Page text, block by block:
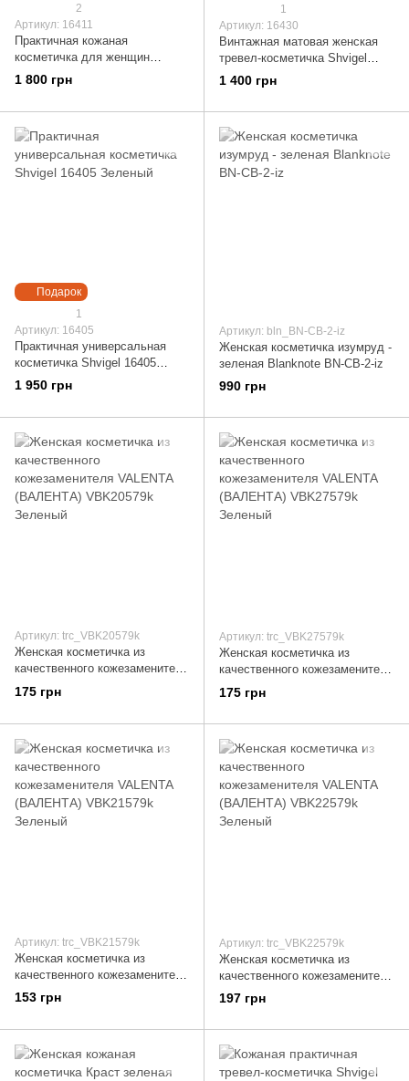
2
Артикул: 16411
Практичная кожаная
косметичка для женщин
Shvigel 16411 Зеленый
1 800 грн
1
Артикул: 16430
Винтажная матовая женская
тревел-косметичка Shvigel
16430 Зеленый
1 400 грн
Подарок
1
Артикул: 16405
Практичная универсальная
косметичка Shvigel 16405
Зеленый
1 950 грн
Артикул: bln_BN-CB-2-iz
Женская косметичка изумруд -
зеленая Blanknote BN-CB-2-iz
990 грн
Артикул: trc_VBK20579k
Женская косметичка из
качественного кожезаменителя
VALENTA (ВАЛЕНТА)
VBK20579k Зеленый
175 грн
Артикул: trc_VBK27579k
Женская косметичка из
качественного кожезаменителя
VALENTA (ВАЛЕНТА)
VBK27579k Зеленый
175 грн
Артикул: trc_VBK21579k
Женская косметичка из
качественного кожезаменителя
VALENTA (ВАЛЕНТА)
VBK21579k Зеленый
153 грн
Артикул: trc_VBK22579k
Женская косметичка из
качественного кожезаменителя
VALENTA (ВАЛЕНТА)
VBK22579k Зеленый
197 грн